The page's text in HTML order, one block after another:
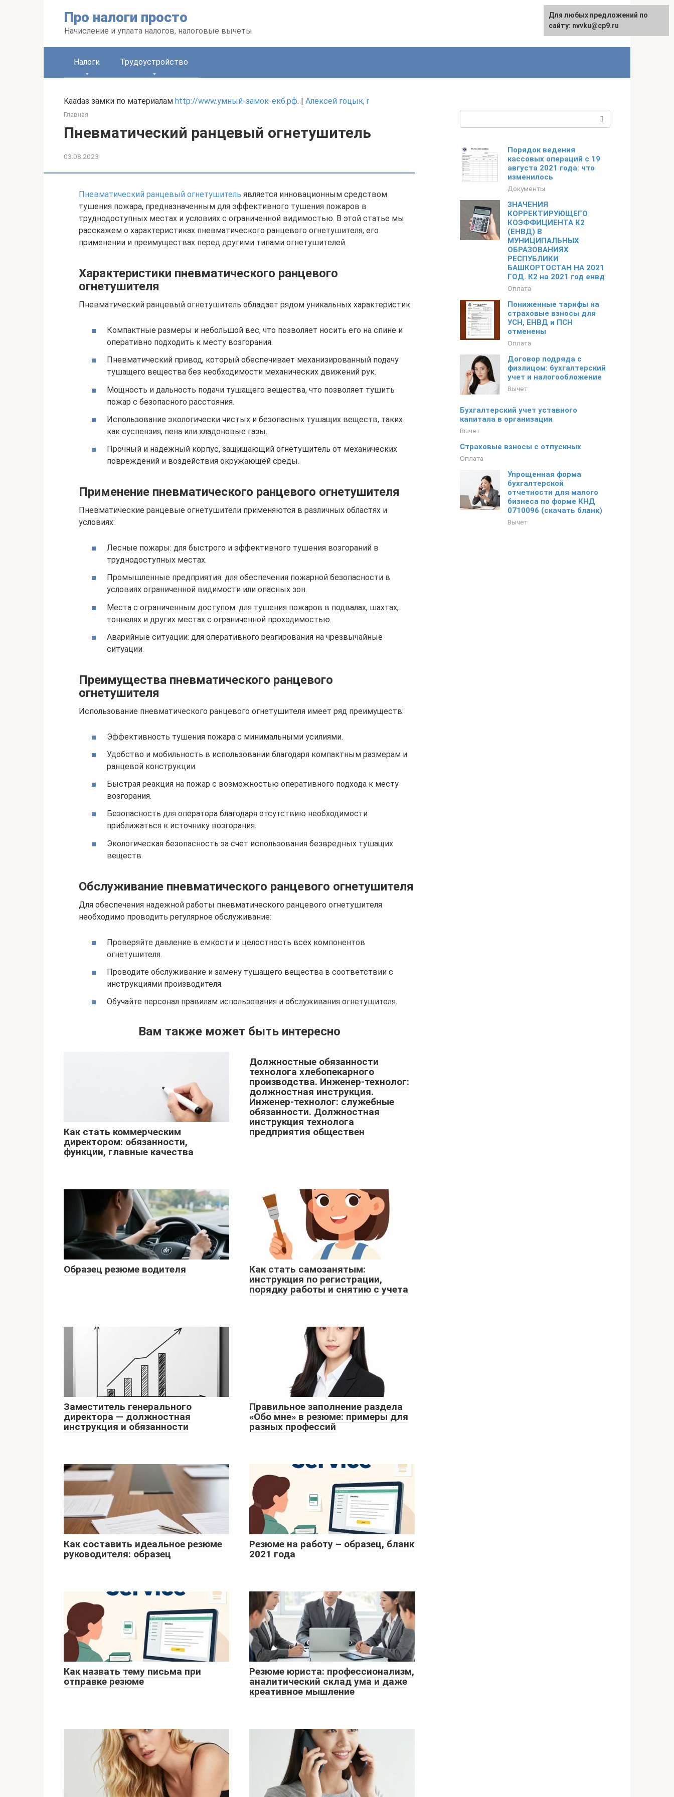
Про налоги просто
Начисление и уплата налогов, налоговые вычеты
English
Налоги Трудоустройство
Kaadas замки по материалам http://www.умный-замок-екб.рф. | Алексей гоцык, r
Главная
Пневматический ранцевый огнетушитель
03.08.2023
Пневматический ранцевый огнетушитель является инновационным средством
тушения пожара, предназначенным для эффективного тушения пожаров в
труднодоступных местах и условиях с ограниченной видимостью. В этой статье мы
расскажем о характеристиках пневматического ранцевого огнетушителя, его
применении и преимуществах перед другими типами огнетушителей.
Характеристики пневматического ранцевого
огнетушителя
Пневматический ранцевый огнетушитель обладает рядом уникальных характеристик:
Компактные размеры и небольшой вес, что позволяет носить его на спине и
оперативно подходить к месту возгорания.
Пневматический привод, который обеспечивает механизированный подачу
тушащего вещества без необходимости механических движений рук.
Мощность и дальность подачи тушащего вещества, что позволяет тушить
пожар с безопасного расстояния.
Использование экологически чистых и безопасных тушащих веществ, таких
как суспензия, пена или хладоновые газы.
Прочный и надежный корпус, защищающий огнетушитель от механических
повреждений и воздействия окружающей среды.
Применение пневматического ранцевого огнетушителя
Пневматические ранцевые огнетушители применяются в различных областях и
условиях:
Лесные пожары: для быстрого и эффективного тушения возгораний в
труднодоступных местах.
Промышленные предприятия: для обеспечения пожарной безопасности в
условиях ограниченной видимости или опасных зон.
Места с ограниченным доступом: для тушения пожаров в подвалах, шахтах,
тоннелях и других местах с ограниченной проходимостью.
Аварийные ситуации: для оперативного реагирования на чрезвычайные
ситуации.
Преимущества пневматического ранцевого
огнетушителя
Использование пневматического ранцевого огнетушителя имеет ряд преимуществ:
Эффективность тушения пожара с минимальными усилиями.
Удобство и мобильность в использовании благодаря компактным размерам и
ранцевой конструкции.
Быстрая реакция на пожар с возможностью оперативного подхода к месту
возгорания.
Безопасность для оператора благодаря отсутствию необходимости
приближаться к источнику возгорания.
Экологическая безопасность за счет использования безвредных тушащих
веществ.
Обслуживание пневматического ранцевого огнетушителя
Для обеспечения надежной работы пневматического ранцевого огнетушителя
необходимо проводить регулярное обслуживание:
Проверяйте давление в емкости и целостность всех компонентов
огнетушителя.
Проводите обслуживание и замену тушащего вещества в соответствии с
инструкциями производителя.
Обучайте персонал правилам использования и обслуживания огнетушителя.
Вам также может быть интересно
Как стать коммерческим
директором: обязанности,
функции, главные качества
Должностные обязанности
технолога хлебопекарного
производства. Инженер-технолог:
должностная инструкция.
Инженер-технолог: служебные
обязанности. Должностная
инструкция технолога
предприятия обществен
Образец резюме водителя
Как стать самозанятым:
инструкция по регистрации,
порядку работы и снятию с учета
Заместитель генерального
директора — должностная
инструкция и обязанности
Правильное заполнение раздела
«Обо мне» в резюме: примеры для
разных профессий
Как составить идеальное резюме
руководителя: образец
Резюме на работу – образец, бланк
2021 года
Как назвать тему письма при
отправке резюме
Резюме юриста: профессионализм,
аналитический склад ума и даже
креативное мышление
Порядок ведения
кассовых операций с 19
августа 2021 года: что
изменилось
Документы
ЗНАЧЕНИЯ
КОРРЕКТИРУЮЩЕГО
КОЭФФИЦИЕНТА К2
(ЕНВД) В
МУНИЦИПАЛЬНЫХ
ОБРАЗОВАНИЯХ
РЕСПУБЛИКИ
БАШКОРТОСТАН НА 2021
ГОД. К2 на 2021 год енвд
Оплата
Пониженные тарифы на
страховые взносы для
УСН, ЕНВД и ПСН
отменены
Оплата
Договор подряда с
физлицом: бухгалтерский
учет и налогообложение
Вычет
Бухгалтерский учет уставного
капитала в организации
Вычет
Страховые взносы с отпускных
Оплата
Упрощенная форма
бухгалтерской
отчетности для малого
бизнеса по форме КНД
0710096 (скачать бланк)
Вычет
Для любых предложений по
сайту: nvvku@cp9.ru